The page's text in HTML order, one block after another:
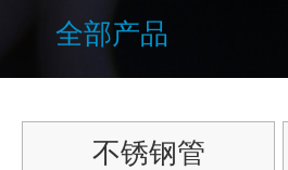
全部产品
不锈钢管